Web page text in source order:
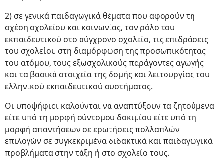
2) σε γενικά παιδαγωγικά θέματα που αφορούν τη
σχέση σχολείου και κοινωνίας, τον ρόλο του
εκπαιδευτικού στο σύγχρονο σχολείο, τις επιδράσεις
του σχολείου στη διαμόρφωση της προσωπικότητας
του ατόμου, τους εξωσχολικούς παράγοντες αγωγής
και τα βασικά στοιχεία της δομής και λειτουργίας του
ελληνικού εκπαιδευτικού συστήματος.
Οι υποψήφιοι καλούνται να αναπτύξουν τα ζητούμενα
είτε υπό τη μορφή σύντομου δοκιμίου είτε υπό τη
μορφή απαντήσεων σε ερωτήσεις πολλαπλών
επιλογών σε συγκεκριμένα διδακτικά και παιδαγωγικά
προβλήματα στην τάξη ή στο σχολείο τους.